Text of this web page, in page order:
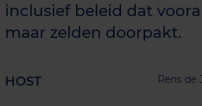
inclusief beleid dat
maar zelden doorpakt.
HOST Rens de